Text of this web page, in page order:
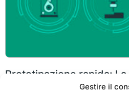
Gestire il
Prototipazione rapida:
successo dello sviluppo